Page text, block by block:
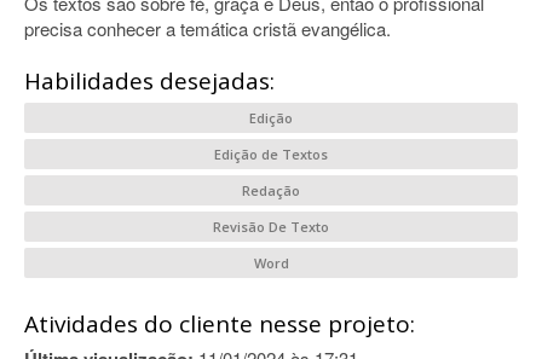
precisa conhecer a temática cristã evangélica.
Habilidades desejadas:
Edição
Edição de Textos
Redação
Revisão De Texto
Word
Atividades do cliente nesse projeto: